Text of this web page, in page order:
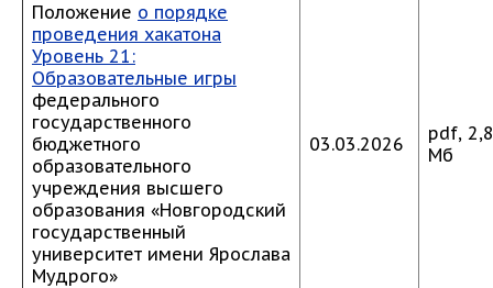
Положение о порядке
проведения хакатона
Уровень 21:
Образовательные игры
федерального
государственного
бюджетного
образовательного
учреждения высшего
образования «Новгородский
государственный
университет имени Ярослава
Мудрого»
03.03.2026
pdf, 2,8
Мб